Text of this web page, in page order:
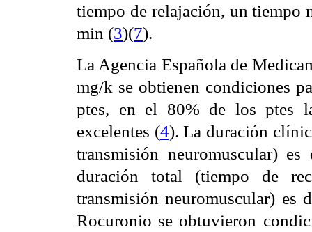
tiempo de relajación, un tiempo
min (3)(7).
La Agencia Española de
mg/k se obtienen condiciones
ptes, en el 80% de los ptes
excelentes (4). La duración
transmisión neuromuscular)
duración total (tiempo de
transmisión neuromuscular)
Rocuronio se obtuvieron